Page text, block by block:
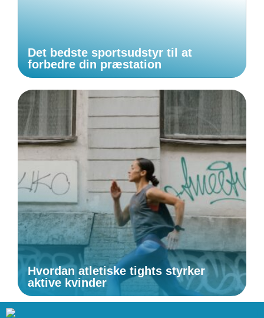
Det bedste sportsudstyr til at
forbedre din præstation
Hvordan atletiske tights styrker
aktive kvinder